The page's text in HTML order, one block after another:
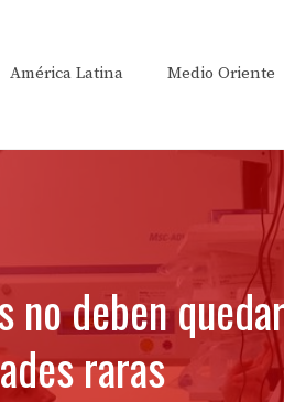
América Latina Medio Oriente
deben
raras